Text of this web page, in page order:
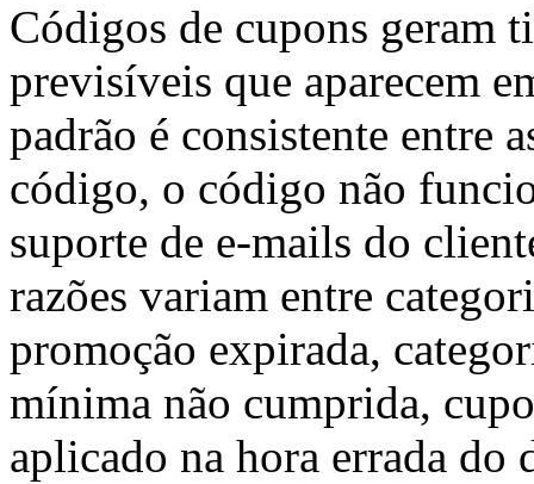
Códigos de cupons geram
previsíveis que aparecem
padrão é consistente entre
código, o código não
suporte de e-mails do
razões variam entre
promoção expirada,
mínima não cumprida,
aplicado na hora errada